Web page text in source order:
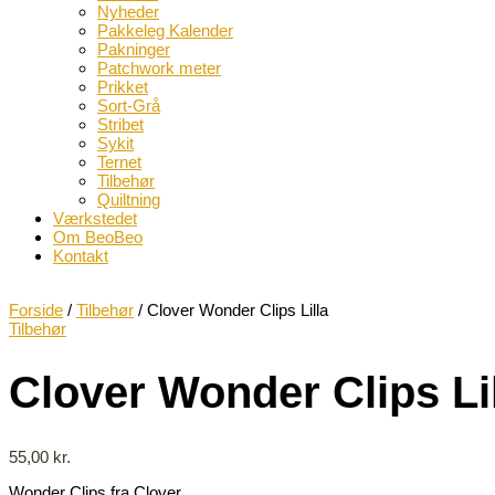
Nyheder
Pakkeleg Kalender
Pakninger
Patchwork meter
Prikket
Sort-Grå
Stribet
Sykit
Ternet
Tilbehør
Quiltning
Værkstedet
Om BeoBeo
Kontakt
Forside / Tilbehør / Clover Wonder Clips Lilla
Tilbehør
Clover Wonder Clips
55,00 kr.